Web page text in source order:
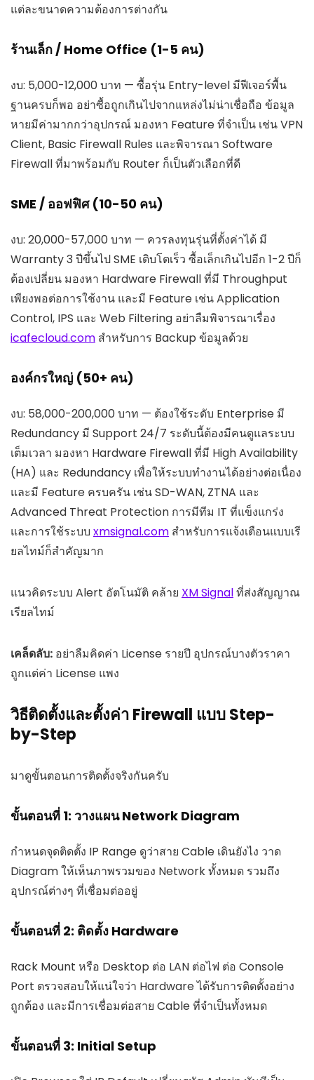
แต่ละขนาดความต้องการต่างกัน
ร้านเล็ก / Home Office (1-5 คน)
งบ: 5,000-12,000 บาท — ซื้อรุ่น Entry-level มีฟีเจอร์พื้น
ฐานครบก็พอ อย่าซื้อถูกเกินไปจากแหล่งไม่น่าเชื่อถือ ข้อมูล
หายมีค่ามากกว่าอุปกรณ์ มองหา Feature ที่จำเป็น เช่น VPN
Client, Basic Firewall Rules และพิจารณา Software
Firewall ที่มาพร้อมกับ Router ก็เป็นตัวเลือกที่ดี
SME / ออฟฟิศ (10-50 คน)
งบ: 20,000-57,000 บาท — ควรลงทุนรุ่นที่ตั้งค่าได้ มี
Warranty 3 ปีขึ้นไป SME เติบโตเร็ว ซื้อเล็กเกินไปอีก 1-2 ปีก็
ต้องเปลี่ยน มองหา Hardware Firewall ที่มี Throughput
เพียงพอต่อการใช้งาน และมี Feature เช่น Application
Control, IPS และ Web Filtering อย่าลืมพิจารณาเรื่อง
icafecloud.com สำหรับการ Backup ข้อมูลด้วย
องค์กรใหญ่ (50+ คน)
งบ: 58,000-200,000 บาท — ต้องใช้ระดับ Enterprise มี
Redundancy มี Support 24/7 ระดับนี้ต้องมีคนดูแลระบบ
เต็มเวลา มองหา Hardware Firewall ที่มี High Availability
(HA) และ Redundancy เพื่อให้ระบบทำงานได้อย่างต่อเนื่อง
และมี Feature ครบครัน เช่น SD-WAN, ZTNA และ
Advanced Threat Protection การมีทีม IT ที่แข็งแกร่ง
และการใช้ระบบ xmsignal.com สำหรับการแจ้งเตือนแบบเรี
ยลไทม์ก็สำคัญมาก
แนวคิดระบบ Alert อัตโนมัติ คล้าย XM Signalที่ส่งสัญญาณ
เรียลไทม์
เคล็ดลับ: อย่าลืมคิดค่า License รายปี อุปกรณ์บางตัวราคา
ถูกแต่ค่า License แพง
วิธีติดตั้งและตั้งค่า Firewall แบบ Step-
by-Step
มาดูขั้นตอนการติดตั้งจริงกันครับ
ขั้นตอนที่ 1: วางแผน Network Diagram
กำหนดจุดติดตั้ง IP Range ดูว่าสาย Cable เดินยังไง วาด
Diagram ให้เห็นภาพรวมของ Network ทั้งหมด รวมถึง
อุปกรณ์ต่างๆ ที่เชื่อมต่ออยู่
ขั้นตอนที่ 2: ติดตั้ง Hardware
Rack Mount หรือ Desktop ต่อ LAN ต่อไฟ ต่อ Console
Port ตรวจสอบให้แน่ใจว่า Hardware ได้รับการติดตั้งอย่าง
ถูกต้อง และมีการเชื่อมต่อสาย Cable ที่จำเป็นทั้งหมด
ขั้นตอนที่ 3: Initial Setup